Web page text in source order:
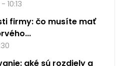
10:13
firmy: čo musíte mať
aké sú rozdiely a